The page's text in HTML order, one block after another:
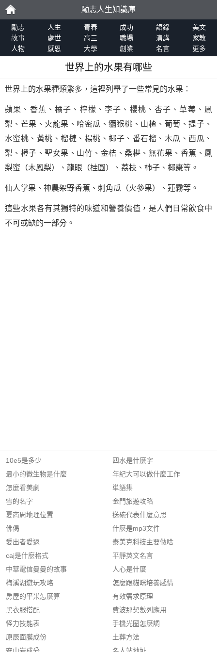
勵
志
勵志人生知識庫
勵志 人生 青春 成功 語錄
美文
故事
處世 高三 職場 演講
家教
人物
感恩 大學 創業 名言 更多
世界上的水果有哪些
世界上的水果種類繁多，這裡列舉了一些常見的水果：
蘋果、香蕉、橘子、檸檬、李子、櫻桃、杏子、草莓、鳳
梨、芒果、火龍果、哈密瓜、獼猴桃、山楂、葡萄、提子、
水蜜桃、黃桃、榴槤、楊桃、椰子、番石榴、木瓜、西瓜、
梨、橙子、聖女果、山竹、金桔、桑椹、無花果、香蕉、鳳
梨蜜（木鳳梨）、龍眼（桂圓）、荔枝、柿子、椰棗等。
仙人掌果、神農架野香蕉、刺角瓜（火參果）、蓮霧等。
這些水果各有其獨特的味道和營養價值，是人們日常飲食中
不可或缺的一部分。
10e5是多少
最小的微生物是什麼
怎麼看美劇
雪的名字
夏商周地理位置
佛偈
愛出者愛返
caj是什麼格式
中華電信曼曼的故事
梅溪湖遊玩攻略
房屋的平米怎麼算
黑衣服搭配
怪力技能表
原辰面膜成份
四水是什麼字
年紀大可以做什麼工作
単語集
金門旅遊攻略
送碗代表什麼意思
什麼是mp3文件
泰美克科技主要做啥
平靜英文名言
人心是什麼
怎麼跟貓咪培養感情
有效需求原理
費波那契數列應用
手機光圈怎麼調
土葬方法